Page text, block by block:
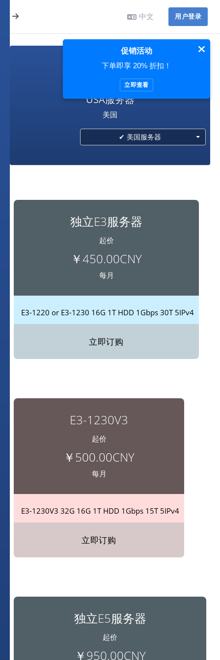
中文 用户登录
美国服务器
USA服务器
美国
✔ 美国服务器
独立E3服务器
起价
￥450.00CNY
每月
E3-1220 or E3-1230 16G 1T HDD 1Gbps 30T5IPv4
立即订购
E3-1230V3
起价
￥500.00CNY
每月
E3-1230V3 32G 16G 1T HDD 1Gbps 15T5IPv4
立即订购
独立E5服务器
起价
￥950.00CNY
促销活动
下单即享 20% 折扣！
立即查看